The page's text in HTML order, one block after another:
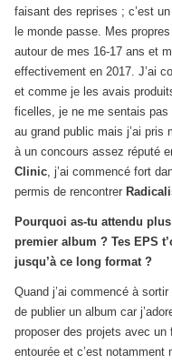
faisant des reprises ; c’est
le monde passe. Mes
autour de mes 16-17 ans et
effectivement en 2017. J’ai
et comme je les avais
ficelles, je ne me sentais
au grand public mais j’ai pris
à un concours assez réputé
Clinic, j’ai commencé fort
permis de rencontrer
Pourquoi as-tu attendu
premier album ? Tes EPS
jusqu’à ce long format ?
Quand j’ai commencé à
de publier un album car
proposer des projets avec un
entourée et c’est notamment